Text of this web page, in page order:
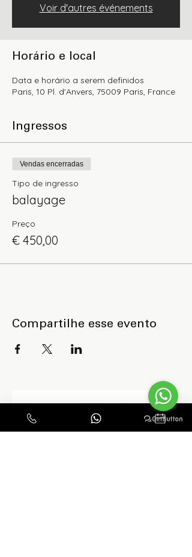
Voir d'autres événements
Horário e local
Data e horário a serem definidos
Paris, 10 Pl. d'Anvers, 75009 Paris, France
Ingressos
Vendas encerradas
Tipo de ingresso
balayage
Preço
€ 450,00
Compartilhe esse evento